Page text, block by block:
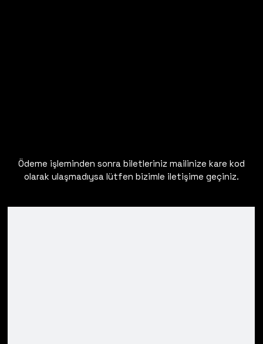
Ödeme işleminden sonra biletleriniz mailinize kare kod
olarak ulaşmadıysa lütfen bizimle iletişime geçiniz.